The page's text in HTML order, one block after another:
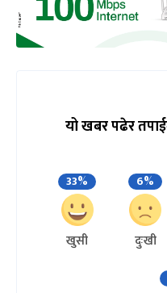
यो खबर पढेर
33%
खुसी
6%
दुःखी